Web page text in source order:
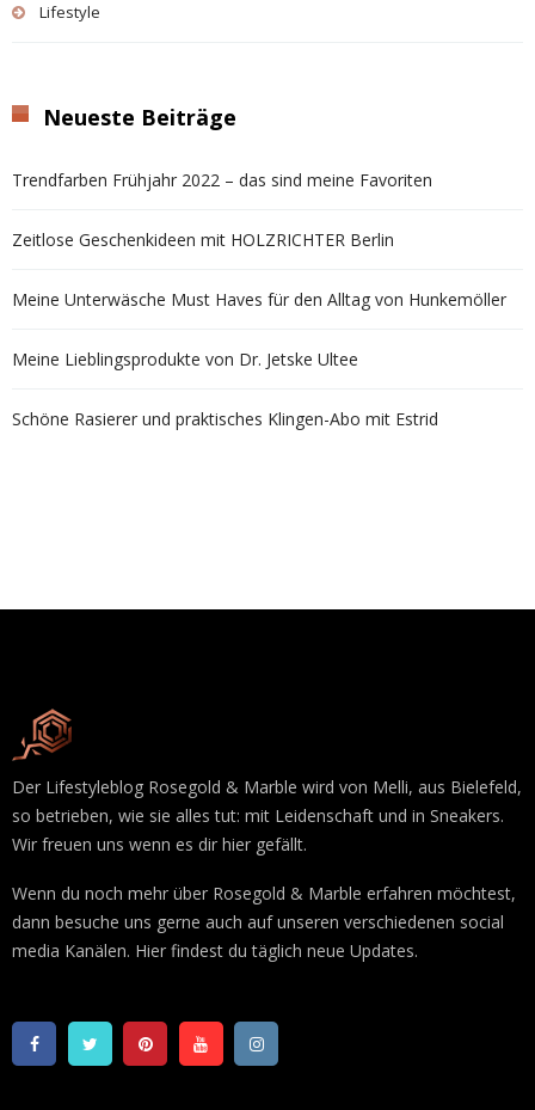
Lifestyle
Neueste Beiträge
Trendfarben Frühjahr 2022 – das sind meine Favoriten
Zeitlose Geschenkideen mit HOLZRICHTER Berlin
Meine Unterwäsche Must Haves für den Alltag von Hunkemöller
Meine Lieblingsprodukte von Dr. Jetske Ultee
Schöne Rasierer und praktisches Klingen-Abo mit Estrid
Der Lifestyleblog Rosegold & Marble wird von Melli, aus Bielefeld,
so betrieben, wie sie alles tut: mit Leidenschaft und in Sneakers.
Wir freuen uns wenn es dir hier gefällt.
Wenn du noch mehr über Rosegold & Marble erfahren möchtest,
dann besuche uns gerne auch auf unseren verschiedenen social
media Kanälen. Hier findest du täglich neue Updates.